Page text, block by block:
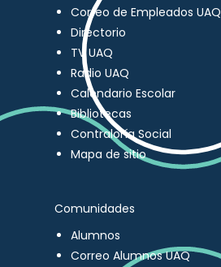
Correo de Empleados UAQ
Directorio
TV UAQ
Radio UAQ
Calendario Escolar
Bibliotecas
Contraloría Social
Mapa de sitio
Comunidades
Alumnos
Correo Alumnos UAQ